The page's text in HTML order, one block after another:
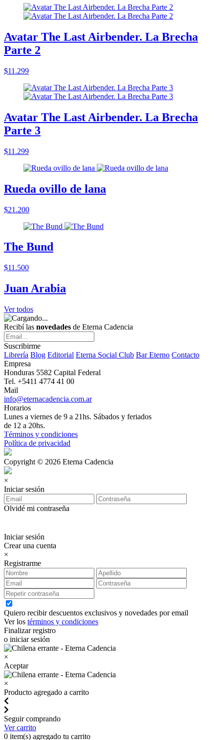
Avatar The Last Airbender. La Brecha
Parte 2
$11.299
Avatar The Last Airbender. La Brecha
Parte 3
$11.299
Rueda ovillo de lana
$21.200
The Bund
$11.500
Juan Arabia
Ver todos
Recibí las novedades de Eterna Cadencia
Suscribirme
Librería Blog Editorial Eterna Social Club Bar Eterno Contacto
Empresa
Honduras 5582 Capital Federal
Tel. +5411 4774 41 00
Mail
info@eternacadencia.com.ar
Horarios
Lunes a viernes de 9 a 21hs. Sábados y feriados
de 12 a 20hs.
Términos y condiciones
Política de privacidad
Copyright © 2026 Eterna Cadencia
×
Iniciar sesión
Olvidé mi contraseña
Iniciar sesión
Crear una cuenta
×
Registrarme
Quiero recibir descuentos exclusivos y novedades por email
Ver los términos y condiciones
Finalizar registro
o iniciar sesión
×
Aceptar
×
Producto agregado a carrito
Seguir comprando
Ver carrito
0 item(s) agregado tu carrito